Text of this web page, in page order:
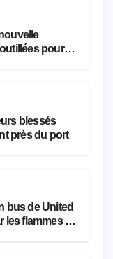
pour
blessés
près du port
bus de United
les flammes à